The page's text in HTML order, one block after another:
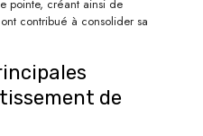
pointe, créant ainsi de
contribué à consolider sa
de